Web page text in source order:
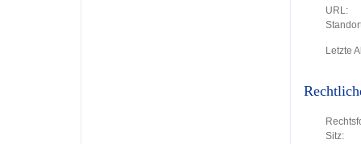
URL:
Letzte
Sitz: